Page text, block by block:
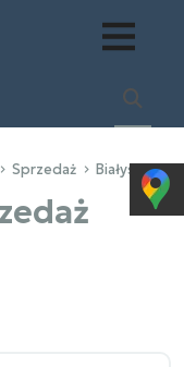
Sprzedaż Białystok